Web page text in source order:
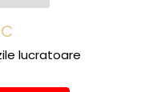
lucratoare